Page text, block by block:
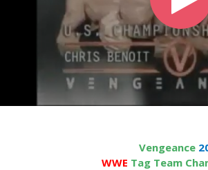
Vengeance
WWE Tag Team